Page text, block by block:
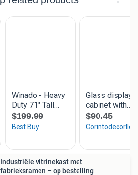
Industriële vitrinekast met
fabrieksramen – op bestelling